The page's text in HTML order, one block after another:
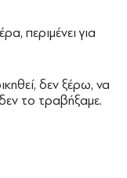
περιμένει για
δεν ξέρω, να
το τραβήξαμε.